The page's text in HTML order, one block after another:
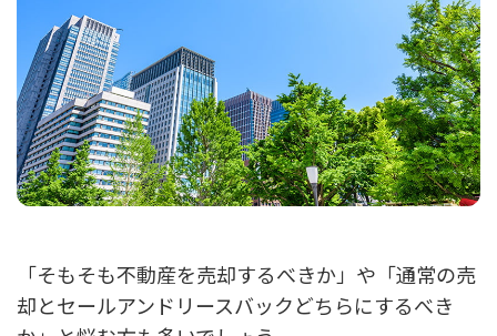
「そもそも不動産を売却するべきか」や「通常の売
却とセールアンドリースバックどちらにするべき